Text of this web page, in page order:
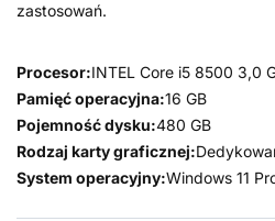
zastosowań.
Procesor:INTEL Core i5 8500 3,0
Pamięć operacyjna:16 GB
Pojemność dysku:480 GB
Rodzaj karty graficznej:
System operacyjny:Windows 11